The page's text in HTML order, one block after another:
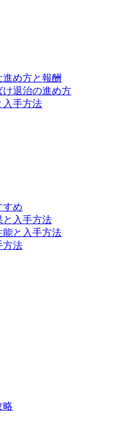
め方と報酬
け退治の進め方
入手方法
すめ
と入手方法
能と入手方法
方法
略